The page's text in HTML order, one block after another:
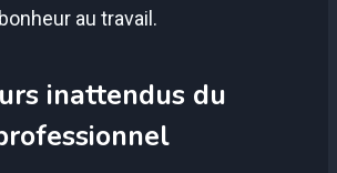
au travail.
inattendus du